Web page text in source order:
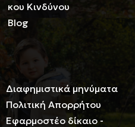
κου Κινδύνου
Blog
Περιορισμοί ευθύνης
Διαφημιστικά μηνύματα
Πολιτική Απορρήτου
Εφαρμοστέο δίκαιο -